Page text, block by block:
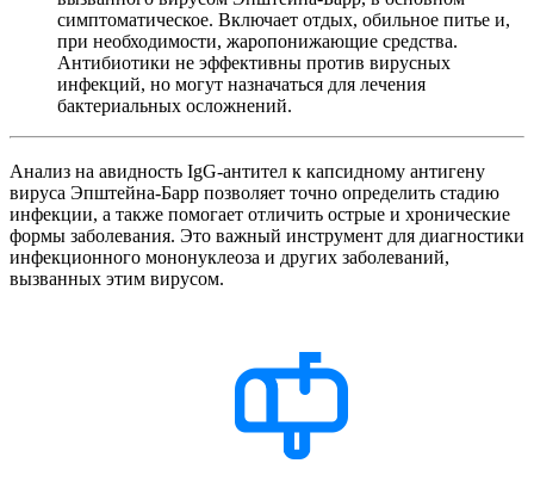
симптоматическое. Включает отдых, обильное питье и,
при необходимости, жаропонижающие средства.
Антибиотики не эффективны против вирусных
инфекций, но могут назначаться для лечения
бактериальных осложнений.
Анализ на авидность IgG-антител к капсидному антигену
вируса Эпштейна-Барр позволяет точно определить стадию
инфекции, а также помогает отличить острые и хронические
формы заболевания. Это важный инструмент для диагностики
инфекционного мононуклеоза и других заболеваний,
вызванных этим вирусом.